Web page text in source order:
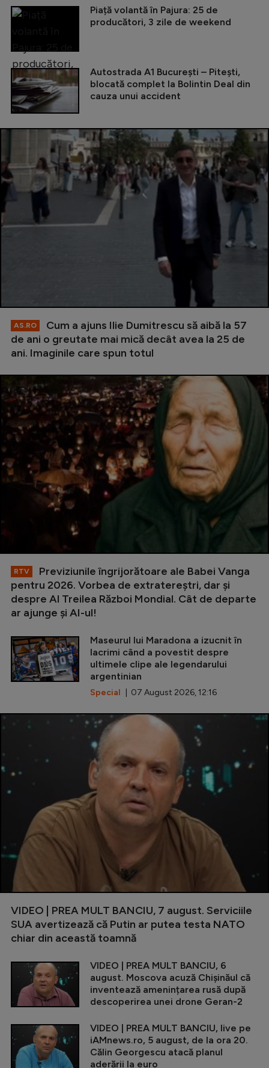
Piață volantă în Pajura: 25 de
producători, 3 zile de weekend
Autostrada A1 București – Pitești,
blocată complet la Bolintin Deal din
cauza unui accident
AS.RO
Cum a ajuns Ilie Dumitrescu să aibă la 57
de ani o greutate mai mică decât avea la 25 de
ani. Imaginile care spun totul
RTV
Previziunile îngrijorătoare ale Babei Vanga
pentru 2026. Vorbea de extratereștri, dar și
despre Al Treilea Război Mondial. Cât de departe
ar ajunge și AI-ul!
Maseurul lui Maradona a izucnit în
lacrimi când a povestit despre
ultimele clipe ale legendarului
argentinian
Special | 07 August 2026, 12:16
VIDEO | PREA MULT BANCIU, 7 august. Serviciile
SUA avertizează că Putin ar putea testa NATO
chiar din această toamnă
VIDEO | PREA MULT BANCIU, 6
august. Moscova acuză Chișinăul că
inventează amenințarea rusă după
descoperirea unei drone Geran-2
VIDEO | PREA MULT BANCIU, live pe
iAMnews.ro, 5 august, de la ora 20.
Călin Georgescu atacă planul
aderării la euro